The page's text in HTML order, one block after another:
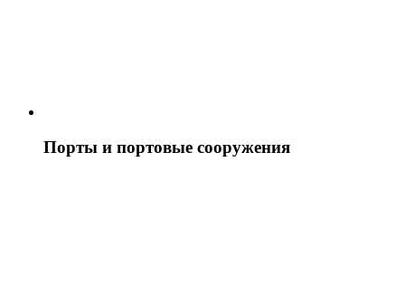
Порты и портовые сооружения